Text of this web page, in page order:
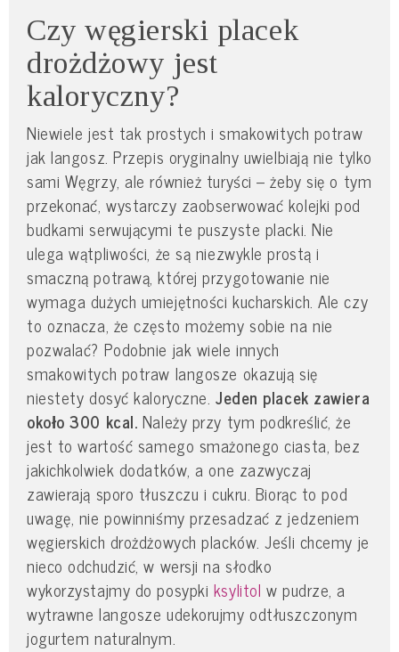
Czy węgierski placek
drożdżowy jest
kaloryczny?
Niewiele jest tak prostych i smakowitych potraw
jak langosz. Przepis oryginalny uwielbiają nie tylko
sami Węgrzy, ale również turyści – żeby się o tym
przekonać, wystarczy zaobserwować kolejki pod
budkami serwującymi te puszyste placki. Nie
ulega wątpliwości, że są niezwykle prostą i
smaczną potrawą, której przygotowanie nie
wymaga dużych umiejętności kucharskich. Ale czy
to oznacza, że często możemy sobie na nie
pozwalać? Podobnie jak wiele innych
smakowitych potraw langosze okazują się
niestety dosyć kaloryczne. Jeden placek zawiera
około 300 kcal. Należy przy tym podkreślić, że
jest to wartość samego smażonego ciasta, bez
jakichkolwiek dodatków, a one zazwyczaj
zawierają sporo tłuszczu i cukru. Biorąc to pod
uwagę, nie powinniśmy przesadzać z jedzeniem
węgierskich drożdżowych placków. Jeśli chcemy je
nieco odchudzić, w wersji na słodko
wykorzystajmy do posypki ksylitol w pudrze, a
wytrawne langosze udekorujmy odtłuszczonym
jogurtem naturalnym.